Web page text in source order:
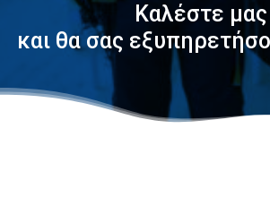
Καλέστε μας
και θα σας